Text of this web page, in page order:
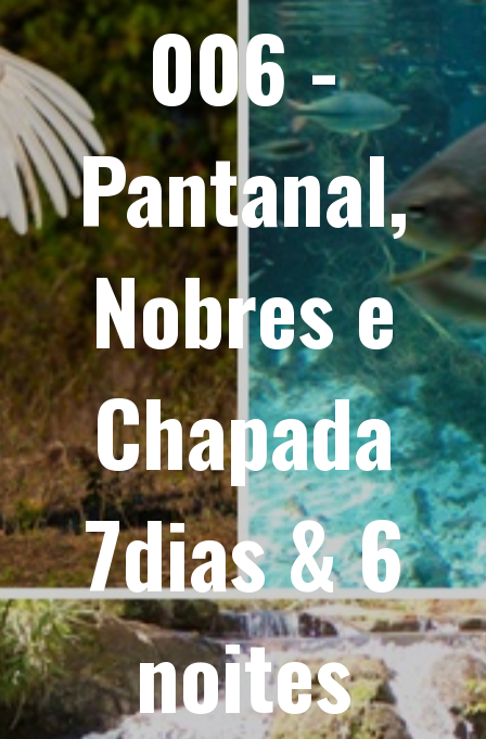
006 -
Pantanal,
Nobres e
Chapada
7dias & 6
noites